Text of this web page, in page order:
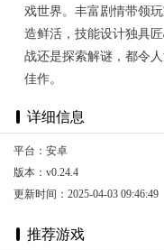
戏世界。丰富剧情带领
造鲜活，技能设计独具
战还是探索解谜，都令
佳作。
详细信息
平台：安卓
版本：v0.24.4
更新时间：2025-04-03 09:46:49
推荐游戏